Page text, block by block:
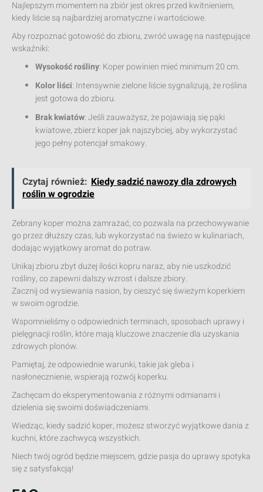
Najlepszym momentem na zbiór jest okres przed kwitnieniem,
kiedy liście są najbardziej aromatyczne i wartościowe.
Aby rozpoznać gotowość do zbioru, zwróć uwagę na następujące
wskaźniki:
Wysokość rośliny: Koper powinien mieć minimum 20 cm.
Kolor liści: Intensywnie zielone liście sygnalizują, że roślina
jest gotowa do zbioru.
Brak kwiatów: Jeśli zauważysz, że pojawiają się pąki
kwiatowe, zbierz koper jak najszybciej, aby wykorzystać
jego pełny potencjał smakowy.
Czytaj również: Kiedy sadzić nawozy dla zdrowych
roślin w ogrodzie
Zebrany koper można zamrażać, co pozwala na przechowywanie
go przez dłuższy czas, lub wykorzystać na świeżo w kulinariach,
dodając wyjątkowy aromat do potraw.
Unikaj zbioru zbyt dużej ilości kopru naraz, aby nie uszkodzić
rośliny, co zapewni dalszy wzrost i dalsze zbiory.
Zacznij od wysiewania nasion, by cieszyć się świeżym koperkiem
w swoim ogrodzie.
Wspomnieliśmy o odpowiednich terminach, sposobach uprawy i
pielęgnacji roślin, które mają kluczowe znaczenie dla uzyskania
zdrowych plonów.
Pamiętaj, że odpowiednie warunki, takie jak gleba i
nasłonecznienie, wspierają rozwój koperku.
Zachęcam do eksperymentowania z różnymi odmianami i
dzielenia się swoimi doświadczeniami.
Wiedząc, kiedy sadzić koper, możesz stworzyć wyjątkowe dania z
kuchni, które zachwycą wszystkich.
Niech twój ogród będzie miejscem, gdzie pasja do uprawy spotyka
się z satysfakcją!